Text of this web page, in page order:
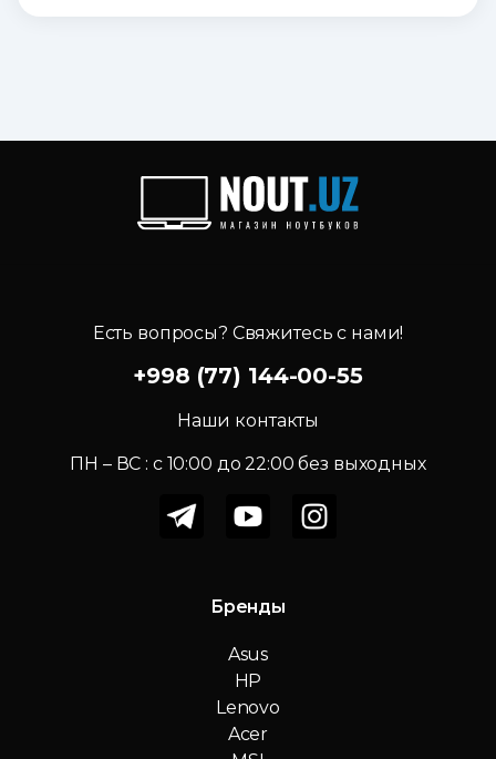
Есть вопросы? Свяжитесь с нами!
+998 (77) 144-00-55
Наши контакты
ПН – ВС : c 10:00 до 22:00 без выходных
Бренды
Asus
HP
Lenovo
Acer